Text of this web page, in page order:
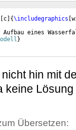
c {\includegraphics
Aufbau eines
}
hin mit
keine
Übersetzen: